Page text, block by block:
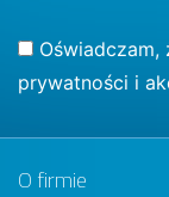
Oświadczam,
prywatności i
O firmie